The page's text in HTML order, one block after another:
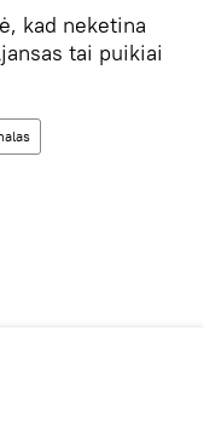
kad neketina
tai puikiai